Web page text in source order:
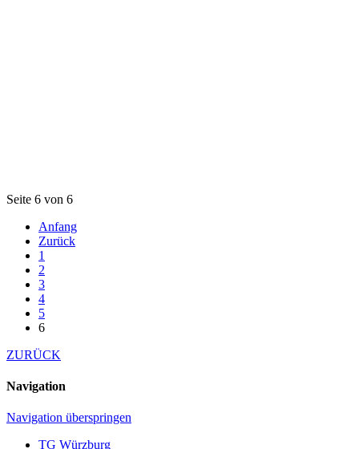
Seite 6 von 6
Anfang
Zurück
1
2
3
4
5
6
ZURÜCK
Navigation
Navigation überspringen
TG Würzburg